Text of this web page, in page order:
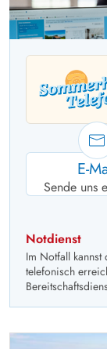
E-
Sende uns
Notdienst
Im Notfall
telefonisch